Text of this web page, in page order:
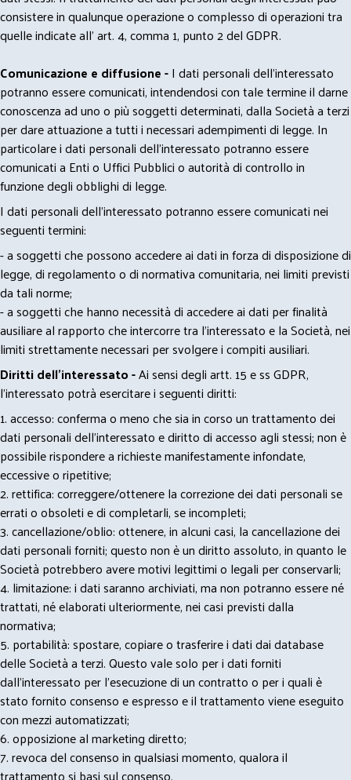
consistere in qualunque operazione o complesso di operazioni tra
quelle indicate all' art. 4, comma 1, punto 2 del GDPR.
Comunicazione e diffusione -I dati personali dell’interessato
potranno essere comunicati, intendendosi con tale termine il darne
conoscenza ad uno o più soggetti determinati, dalla Società a terzi
per dare attuazione a tutti i necessari adempimenti di legge. In
particolare i dati personali dell’interessato potranno essere
comunicati a Enti o Uffici Pubblici o autorità di controllo in
funzione degli obblighi di legge.
I dati personali dell’interessato potranno essere comunicati nei
seguenti termini:
- a soggetti che possono accedere ai dati in forza di disposizione di
legge, di regolamento o di normativa comunitaria, nei limiti previsti
da tali norme;
- a soggetti che hanno necessità di accedere ai dati per finalità
ausiliare al rapporto che intercorre tra l’interessato e la Società, nei
limiti strettamente necessari per svolgere i compiti ausiliari.
Diritti dell’interessato -Ai sensi degli artt. 15 e ss GDPR,
l’interessato potrà esercitare i seguenti diritti:
1. accesso: conferma o meno che sia in corso un trattamento dei
dati personali dell’interessato e diritto di accesso agli stessi; non è
possibile rispondere a richieste manifestamente infondate,
eccessive o ripetitive;
2. rettifica: correggere/ottenere la correzione dei dati personali se
errati o obsoleti e di completarli, se incompleti;
3. cancellazione/oblio: ottenere, in alcuni casi, la cancellazione dei
dati personali forniti; questo non è un diritto assoluto, in quanto le
Società potrebbero avere motivi legittimi o legali per conservarli;
4. limitazione: i dati saranno archiviati, ma non potranno essere né
trattati, né elaborati ulteriormente, nei casi previsti dalla
normativa;
5. portabilità: spostare, copiare o trasferire i dati dai database
delle Società a terzi. Questo vale solo per i dati forniti
dall’interessato per l’esecuzione di un contratto o per i quali è
stato fornito consenso e espresso e il trattamento viene eseguito
con mezzi automatizzati;
6. opposizione al marketing diretto;
7. revoca del consenso in qualsiasi momento, qualora il